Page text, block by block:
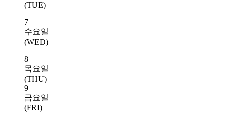
(TUE)
7
수요일
(WED)
8
목요일
(THU)
9
금요일
(FRI)